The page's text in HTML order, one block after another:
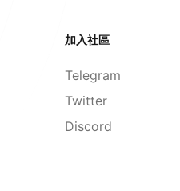
加入社區
Telegram
Twitter
Discord